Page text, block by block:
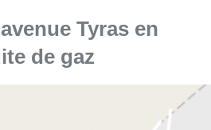
Tyras en
de gaz